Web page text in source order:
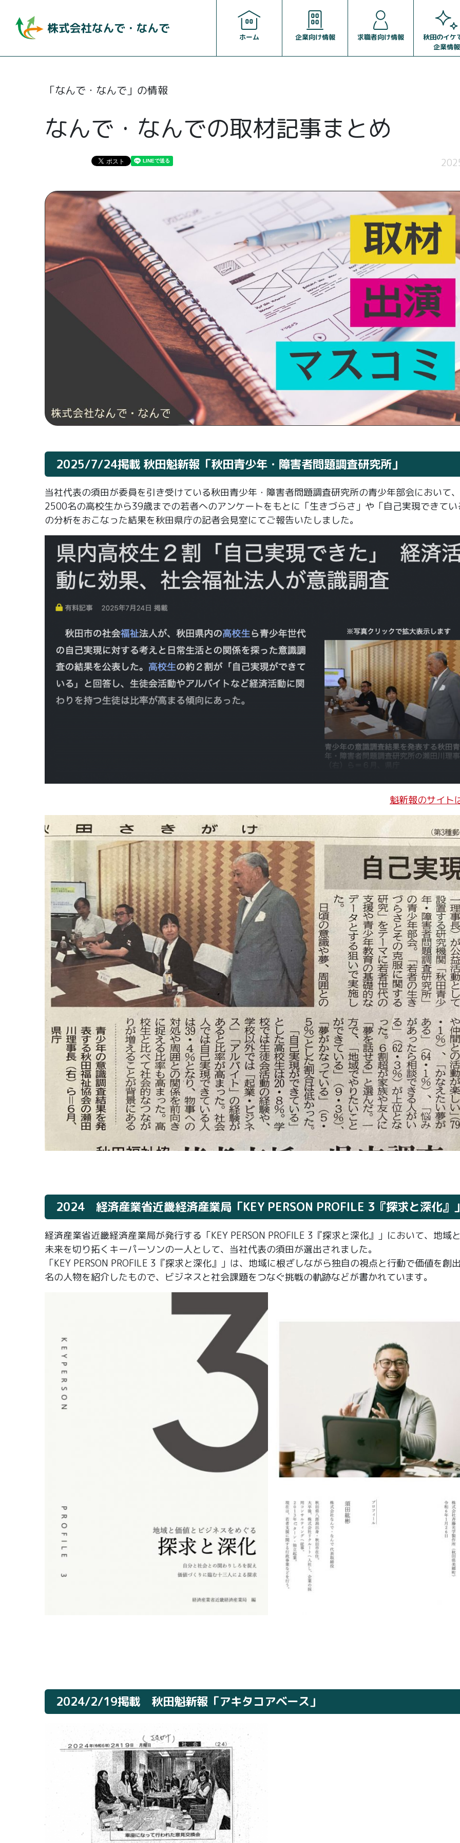
ホーム 企業向け情報 求職者向け情報
秋田のイケ
企業情報
「なんで・なんで」の情報
なんで・なんでの取材記事まとめ
2025/7/24掲載 秋田魁新報「秋田青少年・障害者問題調査研究所」
当社代表の須田が委員を引き受けている秋田青少年・障害者問題調査研究所の青少年部会において
2500名の高校生から39歳までの若者へのアンケートをもとに「生きづらさ」や「自己実現できて
の分析をおこなった結果を秋田県庁の記者会見室にてご報告いたしました。
魁新報のサイト
2024 経済産業省近畿経済産業局「KEY PERSON PROFILE 3『探求と深化』
経済産業省近畿経済産業局が発行する「KEY PERSON PROFILE 3『探求と深化』」において、地域
未来を切り拓くキーパーソンの一人として、当社代表の須田が選出されました。
「KEY PERSON PROFILE 3『探求と深化』」は、地域に根ざしながら独自の視点と行動で価値を創
名の人物を紹介したもので、ビジネスと社会課題をつなぐ挑戦の軌跡などが書かれています。
2024/2/19掲載 秋田魁新報「アキタコアベース」